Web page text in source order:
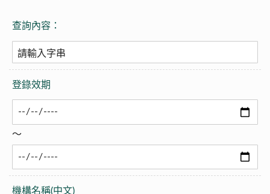
查詢內容：
登錄效期
～
機構名稱(中文)